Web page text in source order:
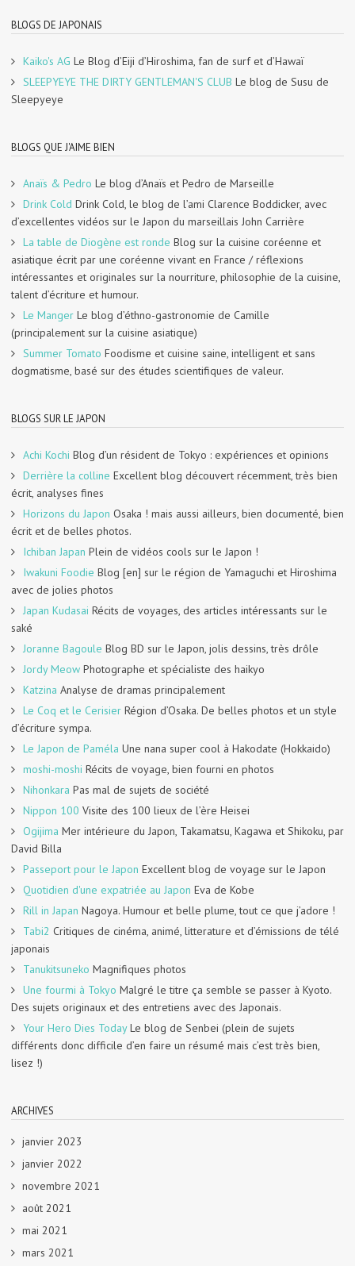
BLOGS DE JAPONAIS
Kaiko's AG Le Blog d’Eiji d’Hiroshima, fan de surf et d’Hawaï
SLEEPYEYE THE DIRTY GENTLEMAN'S CLUB Le blog de Susu de
Sleepyeye
BLOGS QUE J'AIME BIEN
Anaïs & Pedro Le blog d’Anaïs et Pedro de Marseille
Drink Cold Drink Cold, le blog de l’ami Clarence Boddicker, avec
d’excellentes vidéos sur le Japon du marseillais John Carrière
La table de Diogène est ronde Blog sur la cuisine coréenne et
asiatique écrit par une coréenne vivant en France / réflexions
intéressantes et originales sur la nourriture, philosophie de la cuisine,
talent d’écriture et humour.
Le Manger Le blog d’éthno-gastronomie de Camille
(principalement sur la cuisine asiatique)
Summer Tomato Foodisme et cuisine saine, intelligent et sans
dogmatisme, basé sur des études scientifiques de valeur.
BLOGS SUR LE JAPON
Achi Kochi Blog d’un résident de Tokyo : expériences et opinions
Derrière la colline Excellent blog découvert récemment, très bien
écrit, analyses fines
Horizons du Japon Osaka ! mais aussi ailleurs, bien documenté, bien
écrit et de belles photos.
Ichiban Japan Plein de vidéos cools sur le Japon !
Iwakuni Foodie Blog [en] sur le région de Yamaguchi et Hiroshima
avec de jolies photos
Japan Kudasai Récits de voyages, des articles intéressants sur le
saké
Joranne Bagoule Blog BD sur le Japon, jolis dessins, très drôle
Jordy Meow Photographe et spécialiste des haikyo
Katzina Analyse de dramas principalement
Le Coq et le Cerisier Région d’Osaka. De belles photos et un style
d’écriture sympa.
Le Japon de Paméla Une nana super cool à Hakodate (Hokkaido)
moshi-moshi Récits de voyage, bien fourni en photos
Nihonkara Pas mal de sujets de société
Nippon 100 Visite des 100 lieux de l’ère Heisei
Ogijima Mer intérieure du Japon, Takamatsu, Kagawa et Shikoku, par
David Billa
Passeport pour le Japon Excellent blog de voyage sur le Japon
Quotidien d'une expatriée au Japon Eva de Kobe
Rill in Japan Nagoya. Humour et belle plume, tout ce que j’adore !
Tabi2 Critiques de cinéma, animé, litterature et d’émissions de télé
japonais
Tanukitsuneko Magnifiques photos
Une fourmi à Tokyo Malgré le titre ça semble se passer à Kyoto.
Des sujets originaux et des entretiens avec des Japonais.
Your Hero Dies TodayLe blog de Senbei (plein de sujets
différents donc difficile d’en faire un résumé mais c’est très bien,
lisez !)
ARCHIVES
janvier 2023
janvier 2022
novembre 2021
août 2021
mai 2021
mars 2021